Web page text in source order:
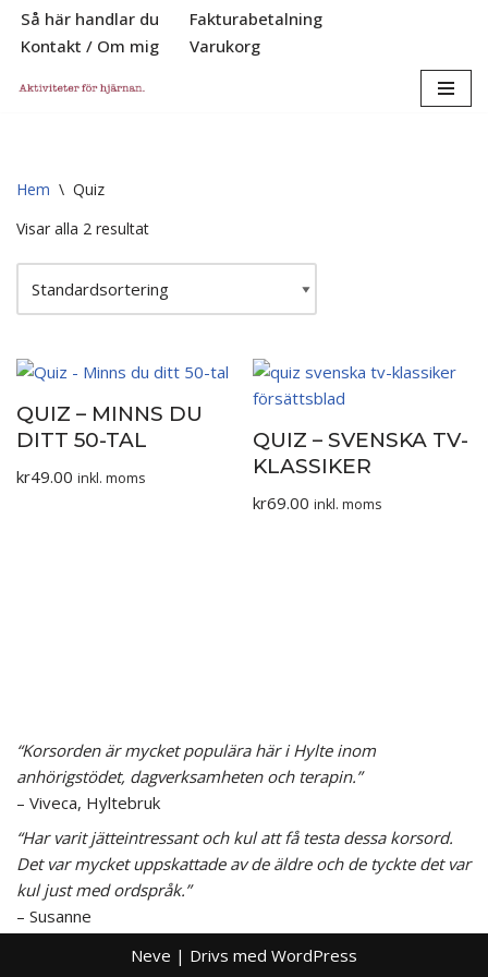
Hoppa
till
Så här handlar du
Fakturabetalning
Kontakt / Om mig
Varukorg
Hem \ Quiz
Visar alla 2 resultat
QUIZ – MINNS DU
DITT 50-TAL
kr49.00 inkl. moms
QUIZ – SVENSKA TV-
KLASSIKER
kr69.00 inkl. moms
“Korsorden är mycket populära här i Hylte inom
anhörigstödet, dagverksamheten och terapin.”
– Viveca, Hyltebruk
“Har varit jätteintressant och kul att få testa dessa korsord.
Det var mycket uppskattade av de äldre och de tyckte det var
kul just med ordspråk.”
– Susanne
Neve | Drivs med WordPress